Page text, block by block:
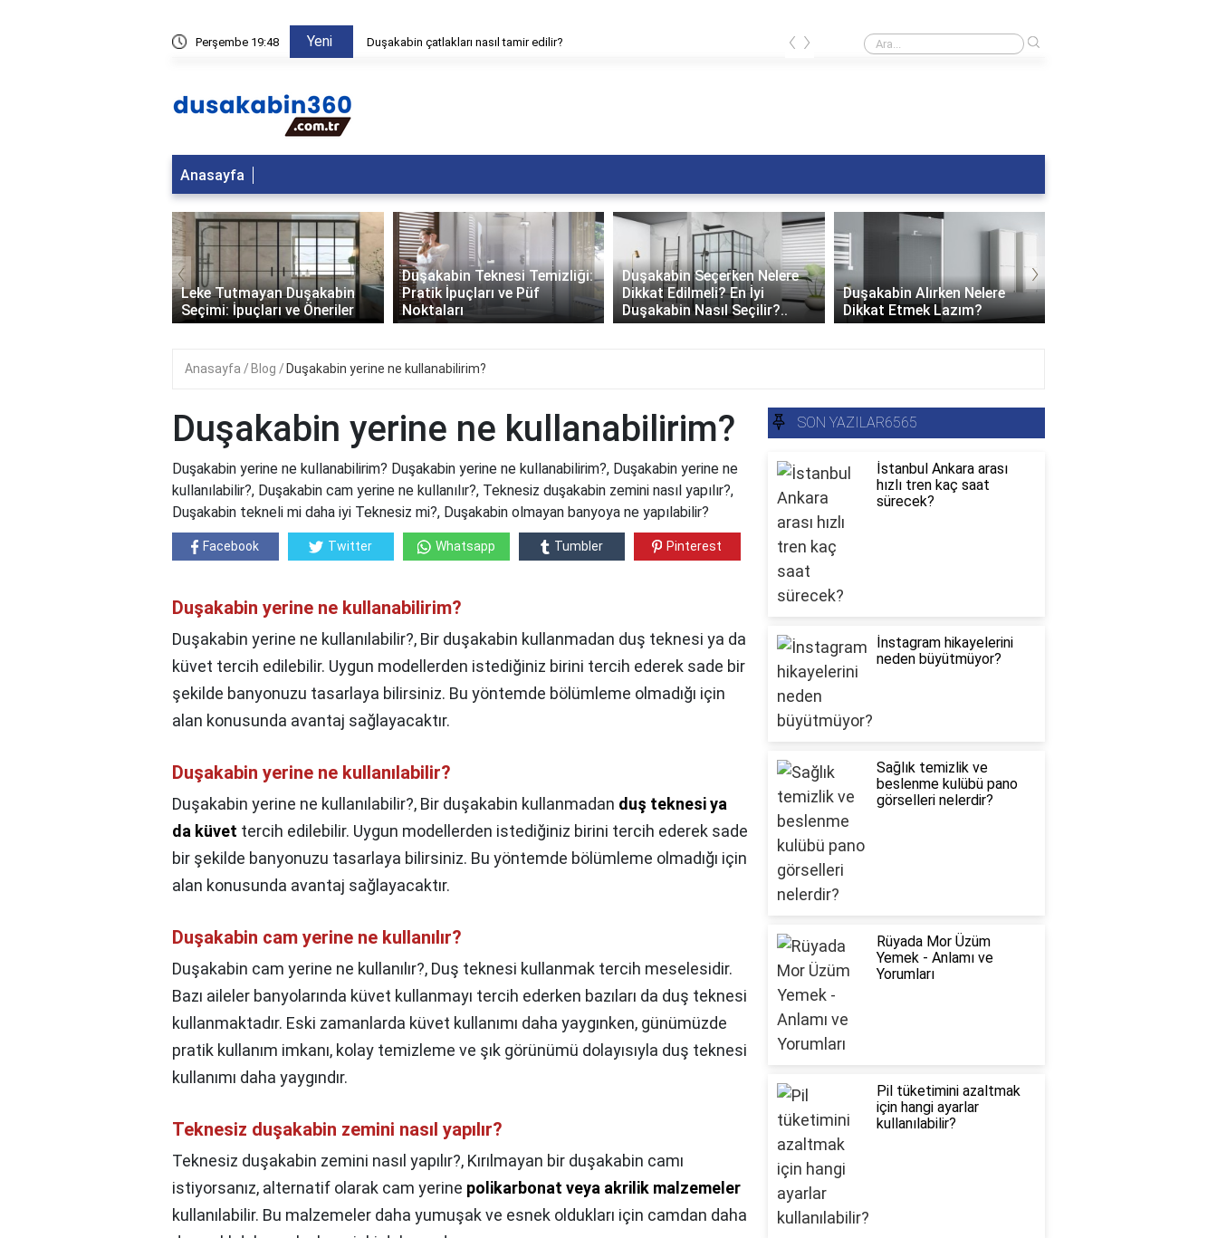
Perşembe 19:48 Yeni Duşakabin çatlakları nasıl tamir edilir? Banyoda siyah küf nasıl temizlenir?
‹ ›
Anasayfa
Leke Tutmayan Duşakabin
Seçimi: İpuçları ve Öneriler
Duşakabin Teknesi Temizliği:
Pratik İpuçları ve Püf
Noktaları
Duşakabin Seçerken Nelere
Dikkat Edilmeli? En İyi
Duşakabin Nasıl Seçilir?..
Duşakabin Alırken Nelere
Dikkat Etmek Lazım?
‹ ›
Anasayfa Blog Duşakabin yerine ne kullanabilirim?
Duşakabin yerine ne kullanabilirim?
Duşakabin yerine ne kullanabilirim? Duşakabin yerine ne kullanabilirim?, Duşakabin yerine ne
kullanılabilir?, Duşakabin cam yerine ne kullanılır?, Teknesiz duşakabin zemini nasıl yapılır?,
Duşakabin tekneli mi daha iyi Teknesiz mi?, Duşakabin olmayan banyoya ne yapılabilir?
Facebook Twitter Whatsapp Tumbler Pinterest
Duşakabin yerine ne kullanabilirim?
Duşakabin yerine ne kullanılabilir?, Bir duşakabin kullanmadan duş teknesi ya da
küvet tercih edilebilir. Uygun modellerden istediğiniz birini tercih ederek sade bir
şekilde banyonuzu tasarlaya bilirsiniz. Bu yöntemde bölümleme olmadığı için
alan konusunda avantaj sağlayacaktır.
Duşakabin yerine ne kullanılabilir?
Duşakabin yerine ne kullanılabilir?, Bir duşakabin kullanmadan duş teknesi ya
da küvet tercih edilebilir. Uygun modellerden istediğiniz birini tercih ederek sade
bir şekilde banyonuzu tasarlaya bilirsiniz. Bu yöntemde bölümleme olmadığı için
alan konusunda avantaj sağlayacaktır.
Duşakabin cam yerine ne kullanılır?
Duşakabin cam yerine ne kullanılır?, Duş teknesi kullanmak tercih meselesidir.
Bazı aileler banyolarında küvet kullanmayı tercih ederken bazıları da duş teknesi
kullanmaktadır. Eski zamanlarda küvet kullanımı daha yaygınken, günümüzde
pratik kullanım imkanı, kolay temizleme ve şık görünümü dolayısıyla duş teknesi
kullanımı daha yaygındır.
Teknesiz duşakabin zemini nasıl yapılır?
Teknesiz duşakabin zemini nasıl yapılır?, Kırılmayan bir duşakabin camı
istiyorsanız, alternatif olarak cam yerine polikarbonat veya akrilik malzemeler
kullanılabilir. Bu malzemeler daha yumuşak ve esnek oldukları için camdan daha
SON YAZILAR6565
İstanbul Ankara arası
hızlı tren kaç saat
sürecek?
İnstagram hikayelerini
neden büyütmüyor?
Sağlık temizlik ve
beslenme kulübü pano
görselleri nelerdir?
Rüyada Mor Üzüm
Yemek - Anlamı ve
Yorumları
Pil tüketimini azaltmak
için hangi ayarlar
kullanılabilir?